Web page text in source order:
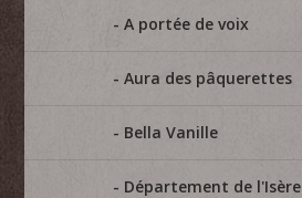
A portée de voix
Aura des pâquerettes
Bella Vanille
Département de l'Isère